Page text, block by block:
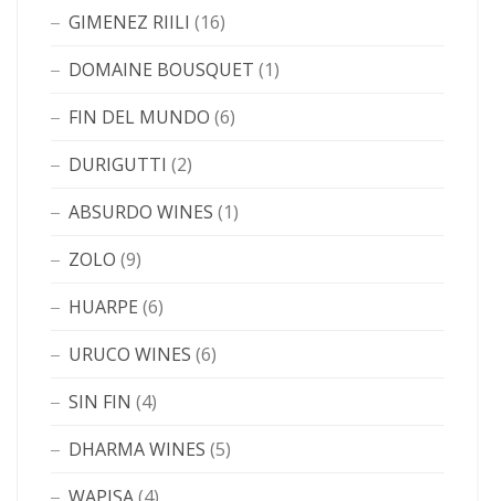
GIMENEZ RIILI (16)
DOMAINE BOUSQUET (1)
FIN DEL MUNDO (6)
DURIGUTTI (2)
ABSURDO WINES (1)
ZOLO (9)
HUARPE (6)
URUCO WINES (6)
SIN FIN (4)
DHARMA WINES (5)